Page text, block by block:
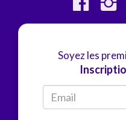
Soyez les